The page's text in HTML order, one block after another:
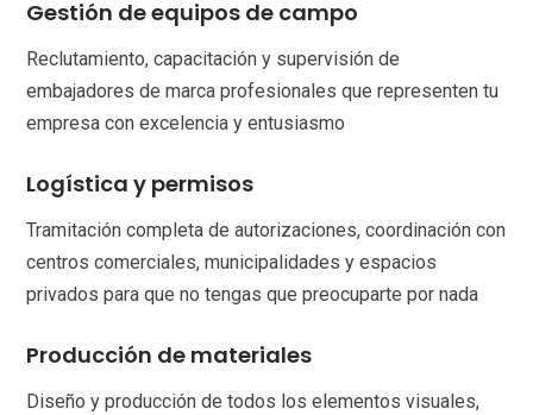
Gestión de equipos de campo
Reclutamiento, capacitación y supervisión de
embajadores de marca profesionales que representen tu
empresa con excelencia y entusiasmo
Logística y permisos
Tramitación completa de autorizaciones, coordinación con
centros comerciales, municipalidades y espacios
privados para que no tengas que preocuparte por nada
Producción de materiales
Diseño y producción de todos los elementos visuales,